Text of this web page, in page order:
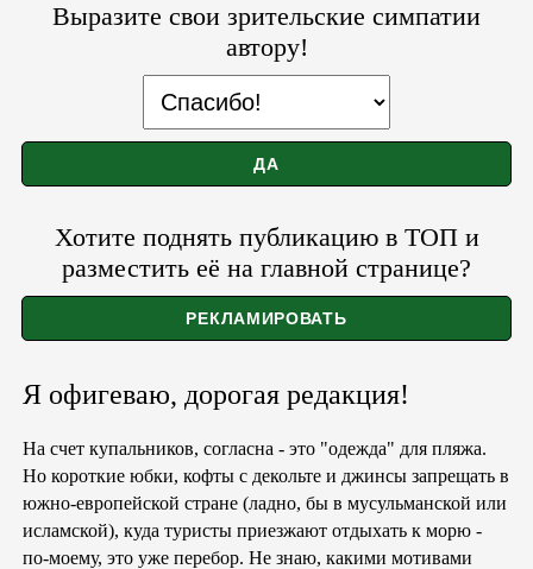
Выразите свои зрительские симпатии
автору!
Хотите поднять публикацию в ТОП и
разместить её на главной странице?
Я офигеваю, дорогая редакция!
На счет купальников, согласна - это "одежда" для пляжа.
Но короткие юбки, кофты с декольте и джинсы запрещать в
южно-европейской стране (ладно, бы в мусульманской или
исламской), куда туристы приезжают отдыхать к морю -
по-моему, это уже перебор. Не знаю, какими мотивами